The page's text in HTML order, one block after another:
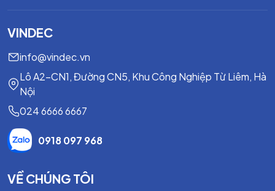
VINDEC
info@vindec.vn
Lô A2-CN1, Đường CN5, Khu Công Nghiệp Từ Liêm, Hà
Nội
024 6666 6667
0918 097 968
VỀ CHÚNG TÔI